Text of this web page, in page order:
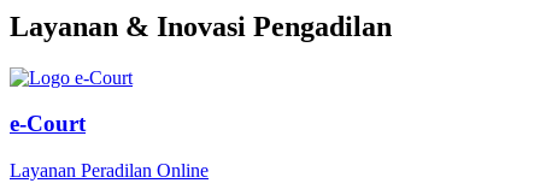
Layanan & Inovasi Pengadilan
e-Court
Layanan Peradilan Online